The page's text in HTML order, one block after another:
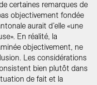
certaines remarques de
objectivement fondée
aurait d’elle «une
En réalité, la
objectivement, ne
Les considérations
bien plutôt dans
de fait et la